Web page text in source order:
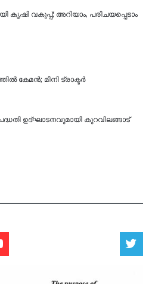
കൃഷി വകുപ്പ്; അറിയാം, പരിചയപ്പെടാം
കേമൻ; മിനി ട്രാക്ടർ
ഉദ്ഘാടനവുമായി കുറവിലങ്ങാട്